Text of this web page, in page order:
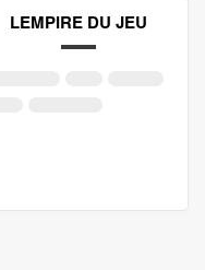
LEMPIRE DU JEU